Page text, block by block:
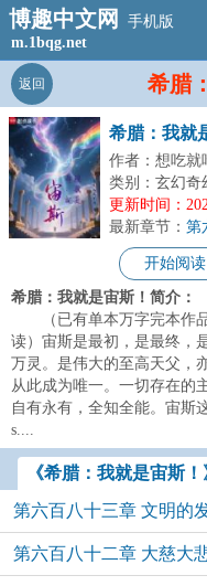
博趣中文网
手机版
m.1bqg.net
希腊
返回
希腊：我就
作者：想吃就
类别：玄幻奇
更新时间：
最新章节： 第
开始阅读
希腊：我就是宙斯！简介：
（已有单本万字完本作
读）宙斯是最初，是最终，
万灵。是伟大的至高天父，
从此成为唯一。一切存在的
自有永有，全知全能。宙斯
s....
《希腊：我就是宙斯
第六百八十三章 文明的
第六百八十二章 大慈大